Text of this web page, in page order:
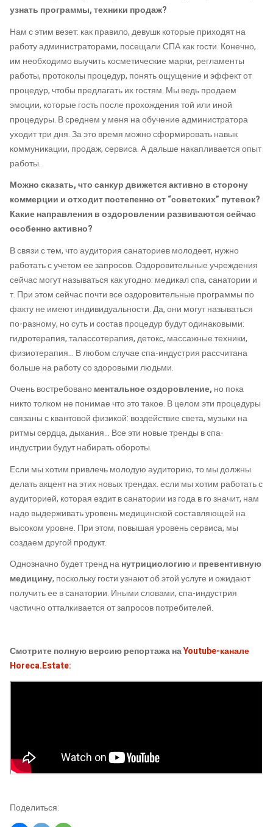
узнать программы, техники продаж?
Нам с этим везет: как правило, девушк которые приходят на
работу администраторами, посещали СПА как гости. Конечно,
им необходимо выучить косметические марки, регламенты
работы, протоколы процедур, понять ощущение и эффект от
процедур, чтобы предлагать их гостям. Мы ведь продаем
эмоции, которые гость после прохождения той или иной
процедуры. В среднем у меня на обучение администратора
уходит три дня. За это время можно сформировать навык
коммуникации, продаж, сервиса. А дальше накапливается опыт
работы.
Можно сказать, что санкур движется активно в сторону
коммерции и отходит постепенно от “советских” путевок?
Какие направления в оздоровлении развиваются сейчас
особенно активно?
В связи с тем, что аудитория санаториев молодеет, нужно
работать с учетом ее запросов. Оздоровительные учреждения
сейчас могут называться как угодно: медикал спа, санатории и
т. При этом сейчас почти все оздоровительные программы по
факту не имеют индивидуальности. Да, они могут называться
по-разному, но суть и состав процедур будут одинаковыми:
гидротерапия, талассотерапия, детокс, массажные техники,
физиотерапия… В любом случае спа-индустрия рассчитана
больше на работу со здоровыми людьми.
Очень востребованоментальное оздоровление, но пока
никто толком не понимае что это такое. В целом эти процедуры
связаны с квантовой физикой: воздействие света, музыки на
ритмы сердца, дыхания… Все эти новые тренды в спа-
индустрии будут набирать обороты.
Если мы хотим привлечь молодую аудиторию, то мы должны
делать акцент на этих новых трендах. если мы хотим работать с
аудиторией, которая ездит в санатории из года в го значит, нам
надо выдерживать уровень медицинской составляющей на
высоком уровне. При этом, повышая уровень сервиса, мы
создаем другой продукт.
Однозначно будет тренд нанутрициологиюи превентивную
медицину, поскольку гости узнают об этой услуге и ожидают
получить ее в санатории. Иными словами, спа-индустрия
частично отталкивается от запросов потребителей.
Смотрите полную версию репортажа наYoutube-канале
Horeca.Estate:
Поделиться: